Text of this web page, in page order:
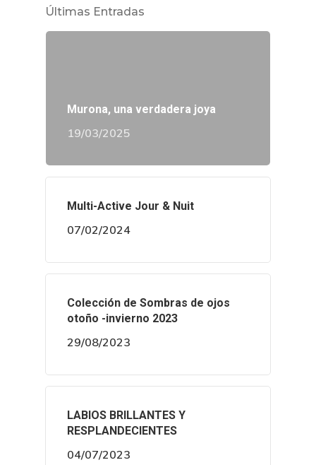
Últimas Entradas
Murona, una verdadera joya
19/03/2025
Multi-Active Jour & Nuit
07/02/2024
Colección de Sombras de ojos
otoño -invierno 2023
29/08/2023
LABIOS BRILLANTES Y
RESPLANDECIENTES
04/07/2023